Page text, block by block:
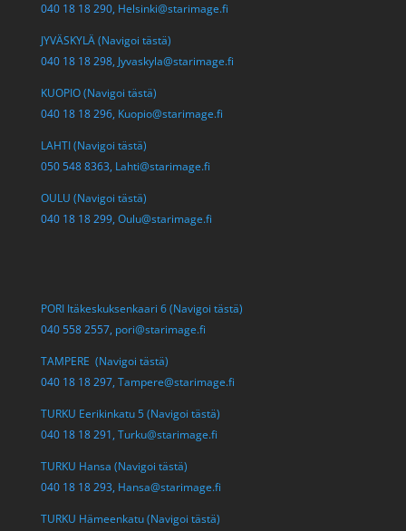
040 18 18 290, Helsinki@starimage.fi
JYVÄSKYLÄ (Navigoi tästä)
040 18 18 298, Jyvaskyla@starimage.fi
KUOPIO (Navigoi tästä)
040 18 18 296, Kuopio@starimage.fi
LAHTI (Navigoi tästä)
050 548 8363, Lahti@starimage.fi
OULU (Navigoi tästä)
040 18 18 299, Oulu@starimage.fi
PORI Itäkeskuksenkaari 6 (Navigoi tästä)
040 558 2557, pori@starimage.fi
TAMPERE (Navigoi tästä)
040 18 18 297, Tampere@starimage.fi
TURKU Eerikinkatu 5 (Navigoi tästä)
040 18 18 291, Turku@starimage.fi
TURKU Hansa (Navigoi tästä)
040 18 18 293, Hansa@starimage.fi
TURKU Hämeenkatu (Navigoi tästä)